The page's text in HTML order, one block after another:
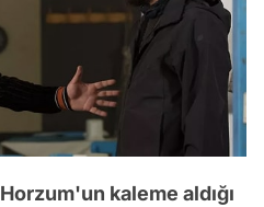
kaleme aldığı